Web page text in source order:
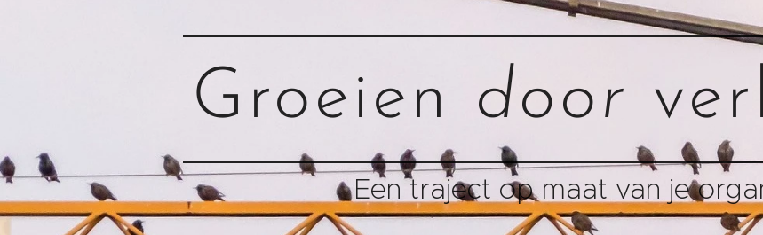
Groeien door
Een traject op maat van je